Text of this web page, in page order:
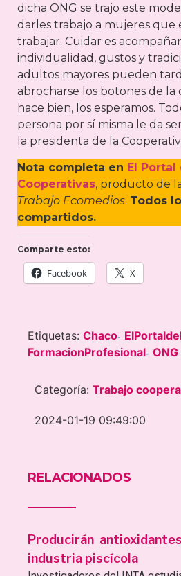
dicha ONG se trajo este
darles trabajo a mujeres que
trabajar. Cuidar es
individualidad, gustos y
adultos mayores pueden
abrocharse los botones de la
hace bien, los esperamos.
persona por sí misma le da
la presidenta de la
Nota completa en El Portal
Cooperativas, producto de
Trabajo Ecomedios. Todos
compartidos.
Comparte esto:
Facebook X
Etiquetas: Chaco-
FormacionProfesional- ONG
Categoría: Trabajo
2024-01-19 09:49:00
RELACIONADOS
Producirán
industria piscícola